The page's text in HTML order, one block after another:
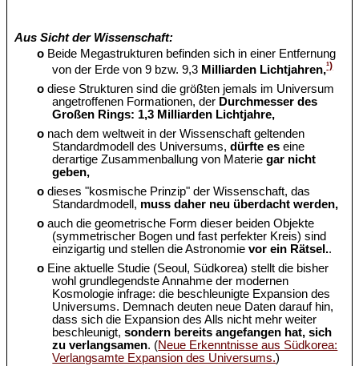
Aus Sicht der Wissenschaft:
o Beide Megastrukturen befinden sich in einer Entfernung
von der Erde von 9 bzw. 9,3 Milliarden Lichtjahren,¹)
o diese Strukturen sind die größten jemals im Universum
angetroffenen Formationen, der Durchmesser des
Großen Rings: 1,3 Milliarden Lichtjahre,
o nach dem weltweit in der Wissenschaft geltenden
Standardmodell des Universums,dürfte eseine
derartige Zusammenballung von Materiegar nicht
geben,
o dieses "kosmische Prinzip" der Wissenschaft, das
Standardmodell, muss daher neu überdacht werden,
o auch die geometrische Form dieser beiden Objekte
(symmetrischer Bogen und fast perfekter Kreis) sind
einzigartig und stellen die Astronomievor ein Rätsel..
o Eine aktuelle Studie (Seoul, Südkorea) stellt die bisher
wohl grundlegendste Annahme der modernen
Kosmologie infrage: die beschleunigte Expansion des
Universums. Demnach deuten neue Daten darauf hin,
dass sich die Expansion des Alls nicht mehr weiter
beschleunigt,sondern bereits angefangen hat, sich
zu verlangsamen. (Neue Erkenntnisse aus Südkorea:
Verlangsamte Expansion des Universums.)